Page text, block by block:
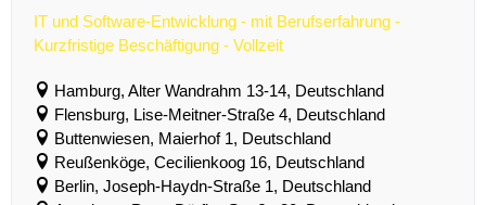
IT und Software-Entwicklung - mit Berufserfahrung -
Kurzfristige Beschäftigung - Vollzeit
Hamburg, Alter Wandrahm 13-14, Deutschland
Flensburg, Lise-Meitner-Straße 4, Deutschland
Buttenwiesen, Maierhof 1, Deutschland
Reußenköge, Cecilienkoog 16, Deutschland
Berlin, Joseph-Haydn-Straße 1, Deutschland